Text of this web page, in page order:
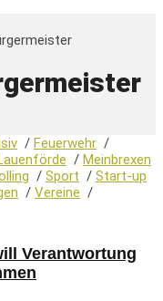
/ Feuerwehr /
/ Meinbrexen
/ Sport / Start-up
/ Vereine /
Verantwortung